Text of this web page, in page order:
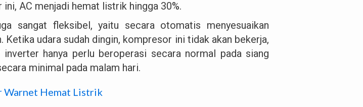
ini, AC menjadi hemat listrik hingga 30%.
sangat fleksibel, yaitu secara otomatis menyesuaikan
Ketika udara sudah dingin, kompresor ini tidak akan bekerja,
inverter hanya perlu beroperasi secara normal pada siang
minimal pada malam hari.
Warnet Hemat Listrik